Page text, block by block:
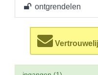
ontgrendelen